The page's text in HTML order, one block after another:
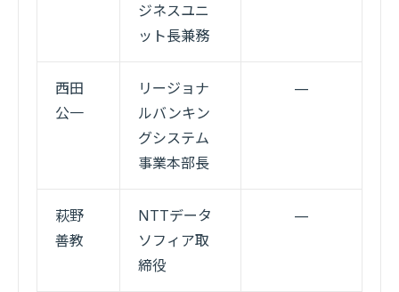
ジネスユニ
ット長兼務
西田
公一
リージョナ
ルバンキン
グシステム
事業本部長
—
萩野
善教
NTTデータ
ソフィア取
締役
—